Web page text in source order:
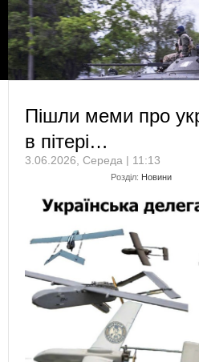
Пішли меми про
в пітері…
3.06.2026, Середа | 11:13
Розділ: Новини